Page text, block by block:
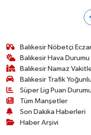
Balıkesir Nöbetçi
Balıkesir Hava Durumu
Balıkesir Namaz
Balıkesir Trafik
Süper Lig Puan
Tüm Manşetler
Son Dakika Haberleri
Haber Arşivi